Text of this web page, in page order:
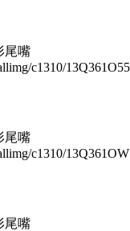
尾嘴
c1310/
尾嘴
c1310/
尾嘴